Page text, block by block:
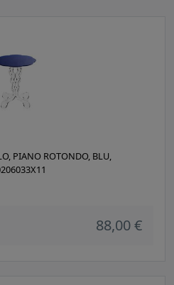
PIANO ROTONDO, BLU,
88,00 €